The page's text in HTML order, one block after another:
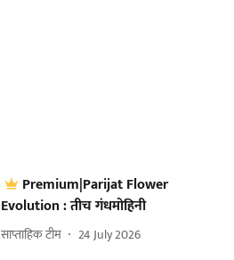
Premium|Parijat Flower
Evolution : तीच गंधमोहिनी
साप्ताहिक टीम 24 July 2026